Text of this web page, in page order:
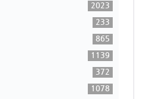
2023
233
865
1139
372
1078